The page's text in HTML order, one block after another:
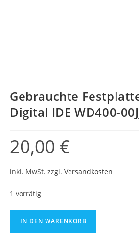
Gebrauchte
Digital IDE WD400-
20,00 €
inkl. MwSt. zzgl. Versandkosten
1 vorrätig
IN DEN WARENKORB